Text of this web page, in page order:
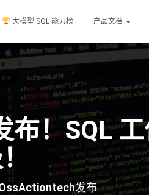
大模型 SQL 能力榜 产品文档
布！SQL
发布